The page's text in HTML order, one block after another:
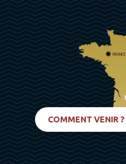
RENNES
COMMENT VENIR ?